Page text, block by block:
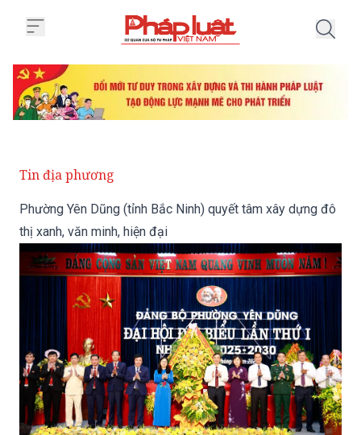
Tin địa phương
Phường Yên Dũng (tỉnh Bắc Ninh) quyết tâm xây dựng đô
thị xanh, văn minh, hiện đại